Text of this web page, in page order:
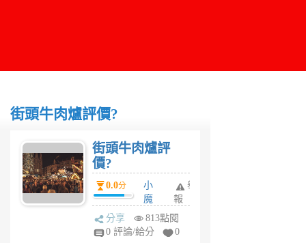
街頭牛肉爐評價?
街頭牛肉爐評
價?
0.0分
小
魔
女
6
舉
報
分享
813點閱
0 評論/給分
0